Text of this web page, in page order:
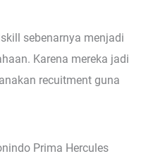
sebenarnya menjadi
Karena mereka jadi
recuitment guna
Prima Hercules